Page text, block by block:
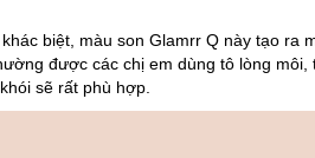
biệt, màu son Glamrr Q này tạo
được các chị em dùng tô lòng
sẽ rất phù hợp.